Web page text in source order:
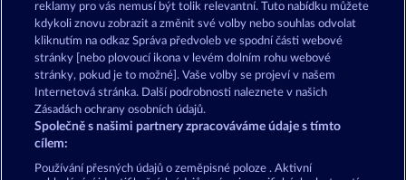
Atlantic Wilds Palace of Treasures
Podmínky
reklamy pro vás nemusí být tolik relevantní. Tuto nabídku můžete
kdykoli znovu zobrazit a změnit své volby nebo souhlas odvolat
kliknutím na odkaz Správa předvoleb ve spodní části webové
stránky [nebo plovoucí ikona v levém dolním rohu webové
stránky, pokud je to možné]. Vaše volby se projeví v našem
Internetová stránka. Další podrobnosti naleznete v našich
Zásadách ochrany osobních údajů.
Společně s našimi partnery zpracováváme údaje s tímto
cílem:
Používání přesných údajů o zeměpisné poloze . Aktivní